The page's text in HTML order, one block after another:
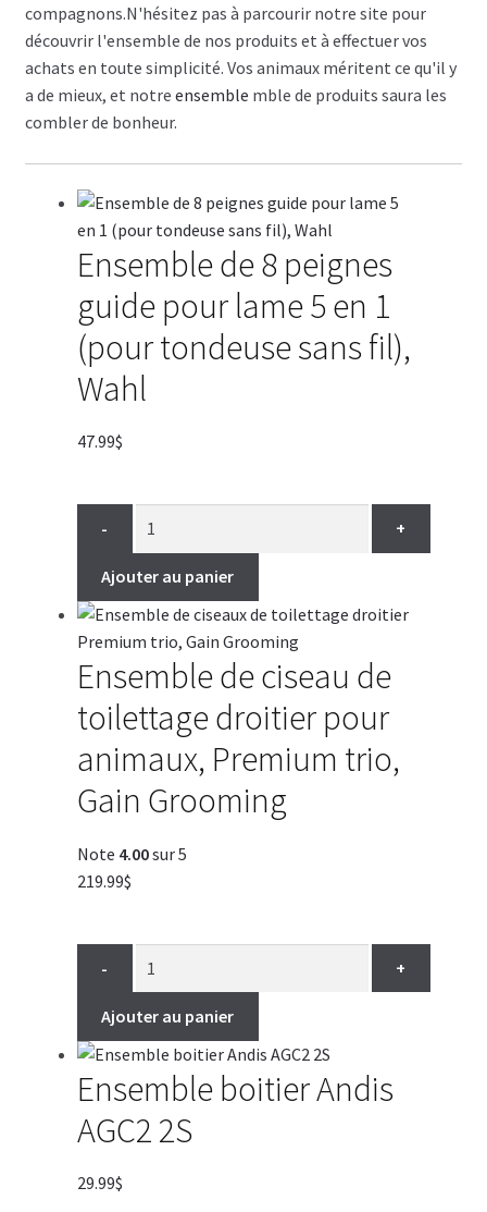
compagnons.N'hésitez pas à parcourir notre site pour
découvrir l'ensemble de nos produits et à effectuer vos
achats en toute simplicité. Vos animaux méritent ce qu'il y
a de mieux, et notre ensemble mble de produits saura les
combler de bonheur.
Ensemble de 8 peignes
guide pour lame 5 en 1
(pour tondeuse sans fil),
Wahl
47.99$
- +
Ajouter au panier
Ensemble de ciseau de
toilettage droitier pour
animaux, Premium trio,
Gain Grooming
Note 4.00sur 5
219.99$
- +
Ajouter au panier
Ensemble boitier Andis
AGC2 2S
29.99$